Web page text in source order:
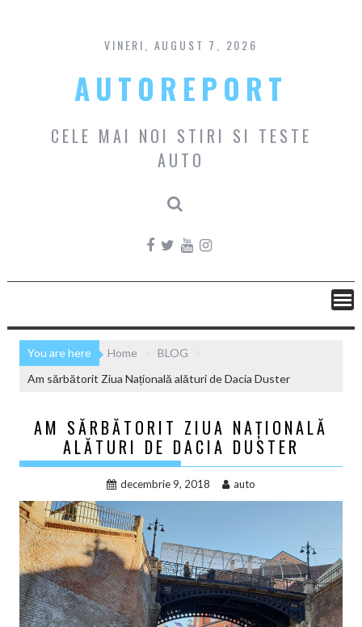
content
VINERI, AUGUST 7, 2026
AUTOREPORT
CELE MAI NOI STIRI SI TESTE
AUTO
You are here Home
BLOG
Am sărbătorit Ziua Națională alături de Dacia Duster
AM SĂRBĂTORIT ZIUA NAȚIONALĂ
ALĂTURI DE DACIA DUSTER
decembrie 9, 2018 auto